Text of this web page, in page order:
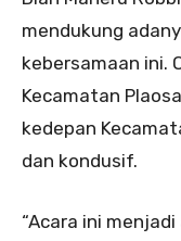
mendukung
kebersamaan ini.
Kecamatan
kedepan
dan kondusif.
“Acara ini